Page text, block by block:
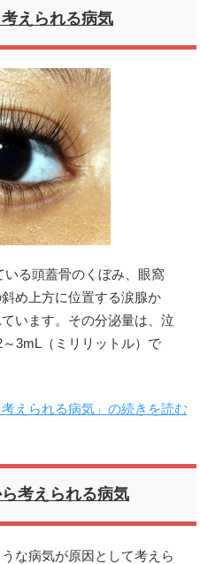
えられる病気
いる頭蓋骨のくぼみ、眼窩
め上方に位置する涙腺か
います。その分泌量は、泣
3mL（ミリリットル）で
考えられる病気」の続きを読む
考えられる病気
な病気が原因として考えら